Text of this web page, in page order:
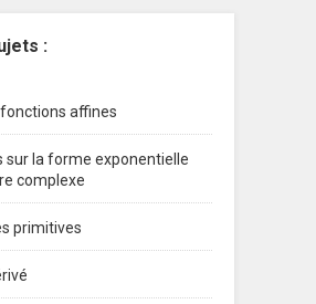
:
affines
sur la forme exponentielle
complexe
primitives